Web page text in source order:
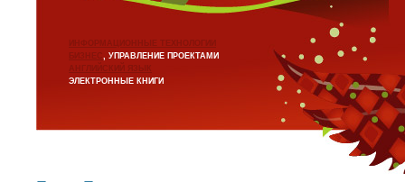
ИНФОРМАЦИОННЫЕ ТЕХНОЛОГИИ
БИЗНЕС, УПРАВЛЕНИЕ ПРОЕКТАМИ
АНГЛИЙСКИЙ ЯЗЫК
ЭЛЕКТРОННЫЕ КНИГИ